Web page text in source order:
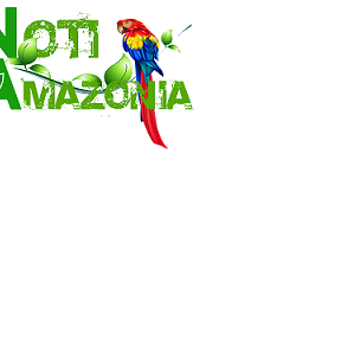
a miles de personas en la
2026 (video)
Fiscal no emite cargos
hombre de 50años que
relacion de «noviazgo»
una menor de10 años en